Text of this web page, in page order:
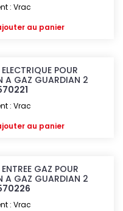
: Vrac
au panier
POUR
A GAZ GUARDIAN 2
: Vrac
au panier
GAZ POUR
A GAZ GUARDIAN 2
: Vrac